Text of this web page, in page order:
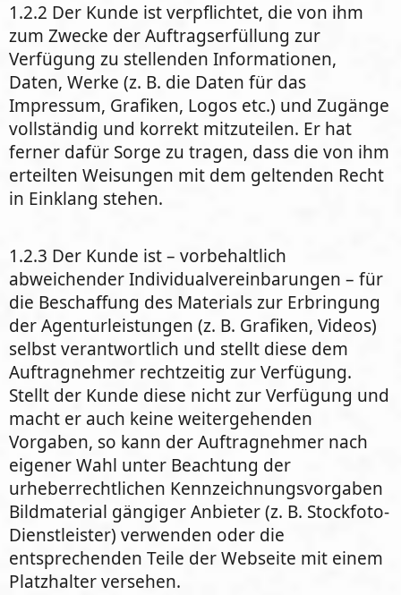
1.2.2 Der Kunde ist verpflichtet, die von ihm
zum Zwecke der Auftragserfüllung zur
Verfügung zu stellenden Informationen,
Daten, Werke (z. B. die Daten für das
Impressum, Grafiken, Logos etc.) und Zugänge
vollständig und korrekt mitzuteilen. Er hat
ferner dafür Sorge zu tragen, dass die von ihm
erteilten Weisungen mit dem geltenden Recht
in Einklang stehen.
1.2.3 Der Kunde ist – vorbehaltlich
abweichender Individualvereinbarungen – für
die Beschaffung des Materials zur Erbringung
der Agenturleistungen (z. B. Grafiken, Videos)
selbst verantwortlich und stellt diese dem
Auftragnehmer rechtzeitig zur Verfügung.
Stellt der Kunde diese nicht zur Verfügung und
macht er auch keine weitergehenden
Vorgaben, so kann der Auftragnehmer nach
eigener Wahl unter Beachtung der
urheberrechtlichen Kennzeichnungsvorgaben
Bildmaterial gängiger Anbieter (z. B. Stockfoto-
Dienstleister) verwenden oder die
entsprechenden Teile der Webseite mit einem
Platzhalter versehen.